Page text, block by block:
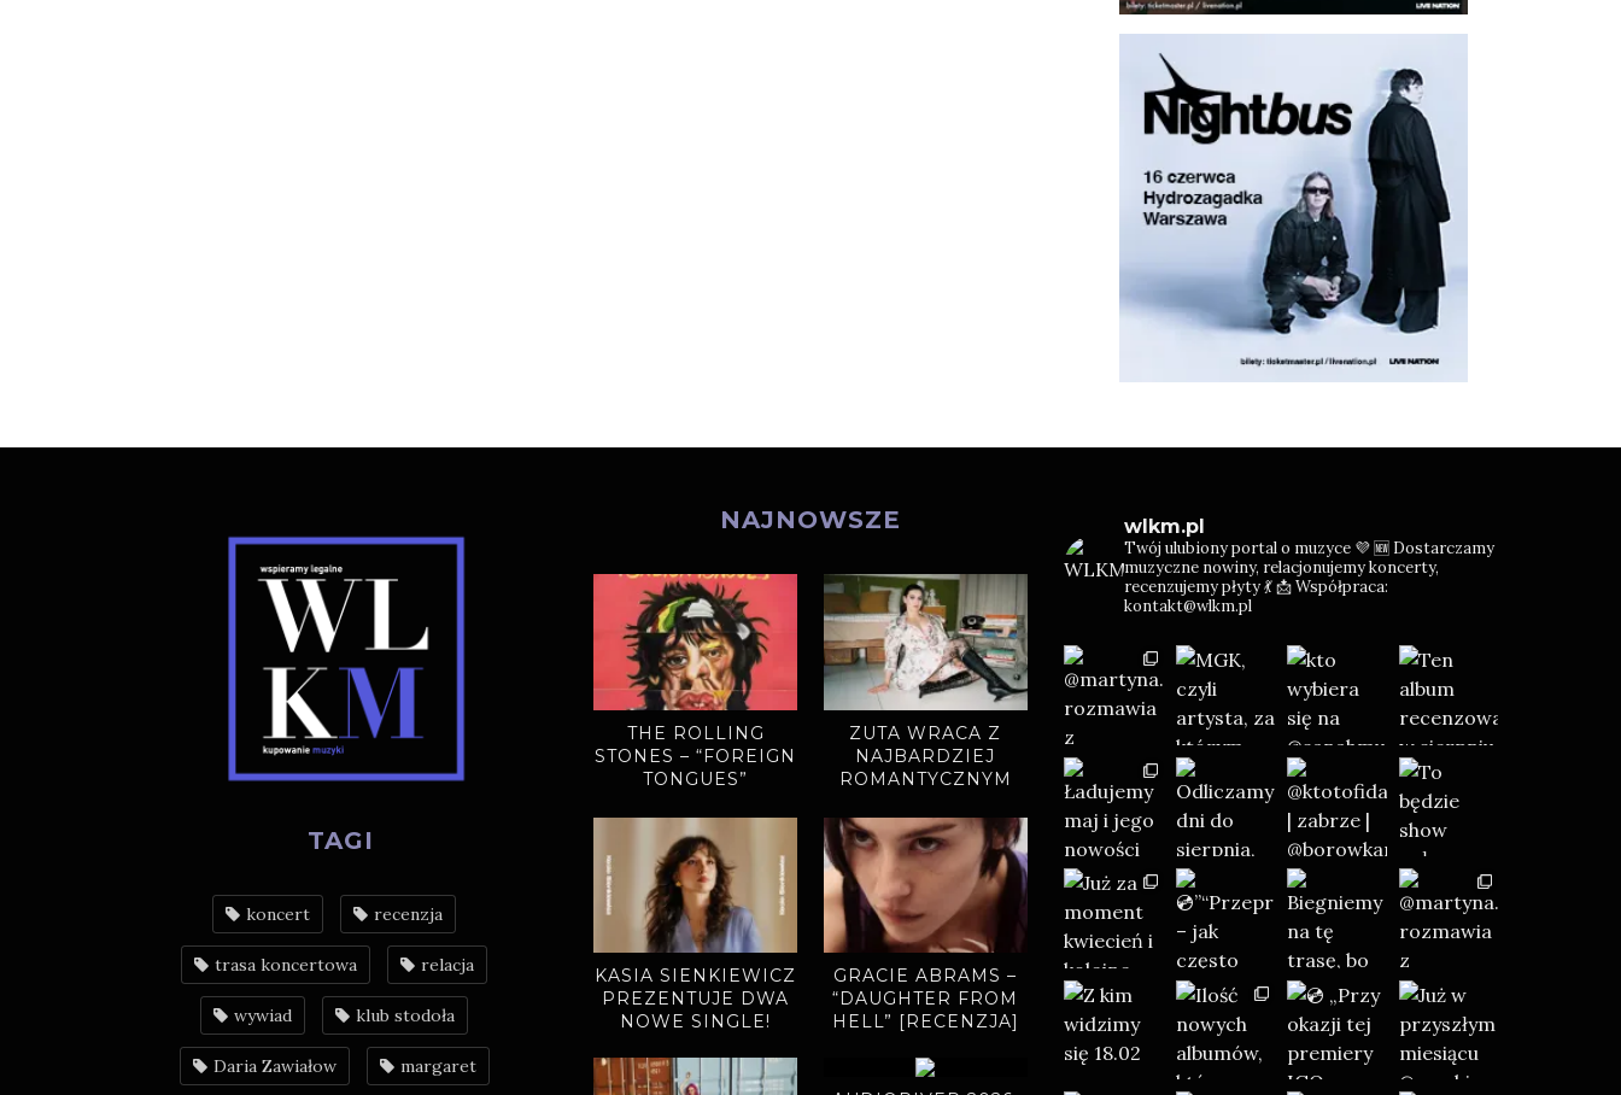
TAGI
koncert recenzja
trasa koncertowa relacja
wywiad klub stodoła
Daria Zawiałow margaret
NAJNOWSZE
THE ROLLING
STONES – “FOREIGN
TONGUES”
ZUTA WRACA Z
NAJBARDZIEJ
ROMANTYCZNYM
„MIODOWE LATA”
ZAPOWIADAJĄ
NOWY ALBUM
KASIA SIENKIEWICZ
PREZENTUJE DWA
NOWE SINGLE!
GRACIE ABRAMS –
“DAUGHTER FROM
HELL” [RECENZJA]
wlkm.pl
Twój ulubiony portal o muzyce 💜 🆕 Dostarczamy
muzyczne nowiny, relacjonujemy koncerty,
recenzujemy płyty 💃📩 Współpraca:
kontakt@wlkm.pl